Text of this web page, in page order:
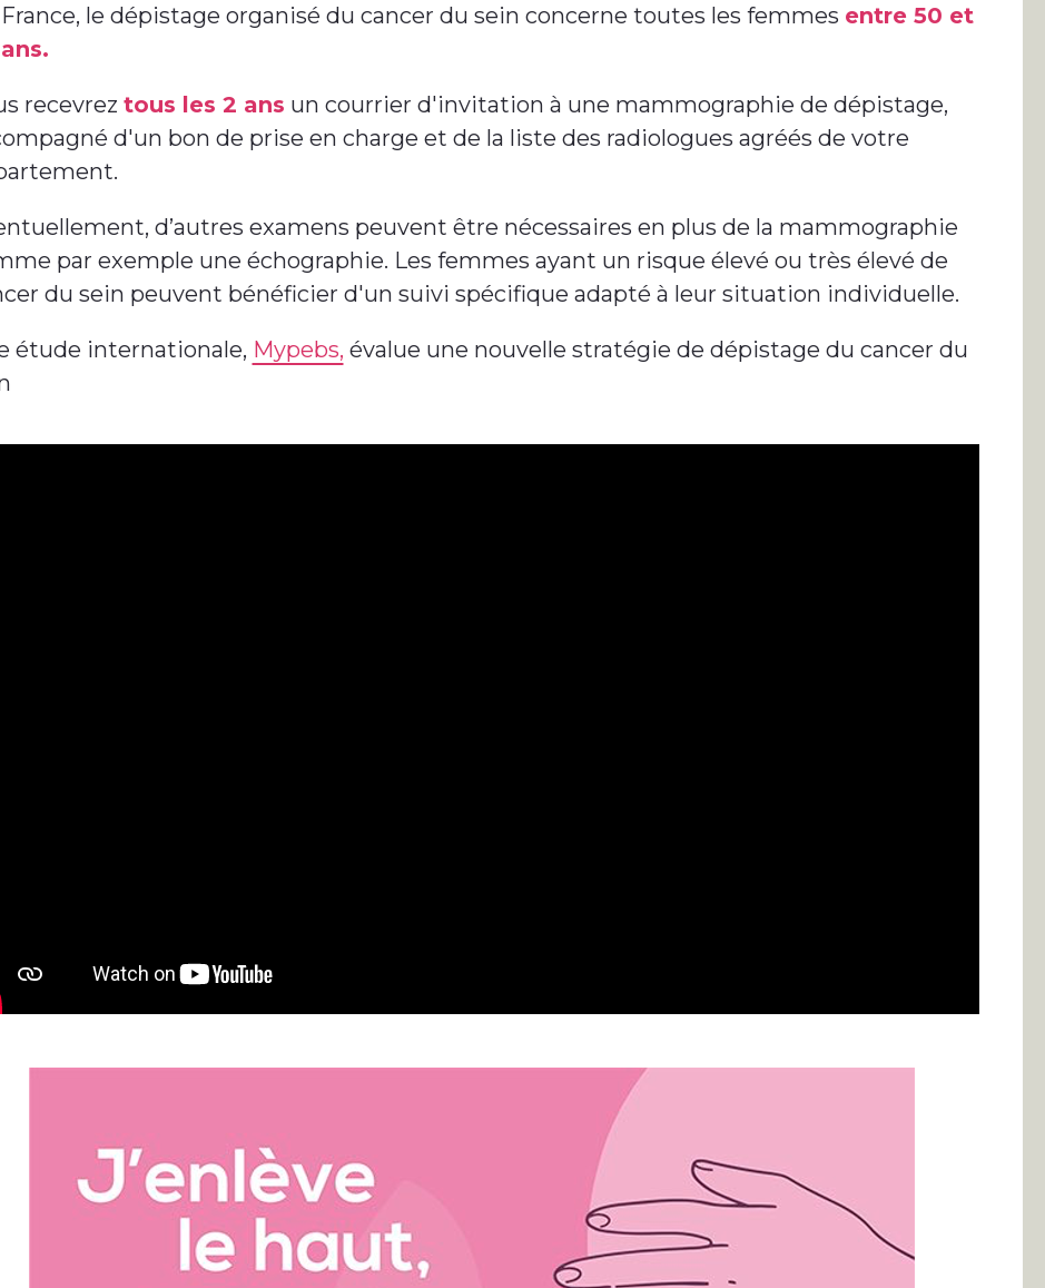
le dépistage organisé du cancer du sein concerne toutes les femmes entre 50 et
recevrez tous les 2 ans un courrier d'invitation à une mammographie de dépistage,
d'un bon de prise en charge et de la liste des radiologues agréés de votre
d’autres examens peuvent être nécessaires en plus de la mammographie
par exemple une échographie. Les femmes ayant un risque élevé ou très élevé de
du sein peuvent bénéficier d'un suivi spécifique adapté à leur situation individuelle.
étude internationale, Mypebs, évalue une nouvelle stratégie de dépistage du cancer du